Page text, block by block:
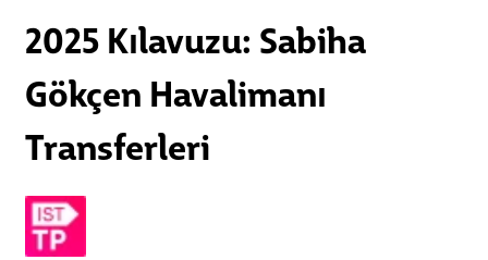
2025 Kılavuzu: Sabiha
Gökçen Havalimanı
Transferleri